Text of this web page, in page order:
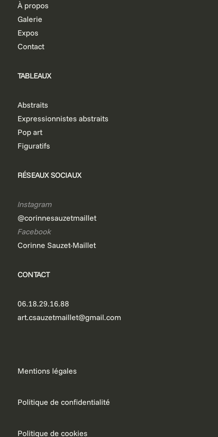
À propos
Galerie
Expos
Contact
TABLEAUX
Abstraits
Expressionnistes abstraits
Pop art
Figuratifs
RÉSEAUX SOCIAUX
Instagram
@corinnesauzetmaillet
Facebook
Corinne Sauzet-Maillet
CONTACT
06.18.29.16.88
art.csauzetmaillet@gmail.com
Mentions légales
Politique de confidentialité
Politique de cookies